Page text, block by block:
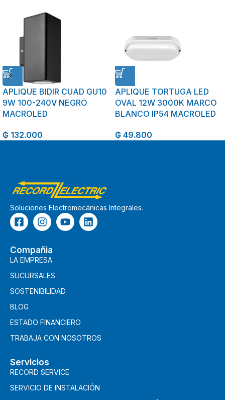
APLIQUE BIDIR CUAD GU10
9W 100-240V NEGRO
MACROLED
₲ 132.000
APLIQUE TORTUGA LED
OVAL 12W 3000K MARCO
BLANCO IP54 MACROLED
₲ 49.800
Soluciones Electromecánicas Integrales.
Compañia
LA EMPRESA
SUCURSALES
SOSTENIBILIDAD
BLOG
ESTADO FINANCIERO
TRABAJA CON NOSOTROS
Servicios
RECORD SERVICE
SERVICIO DE INSTALACIÓN